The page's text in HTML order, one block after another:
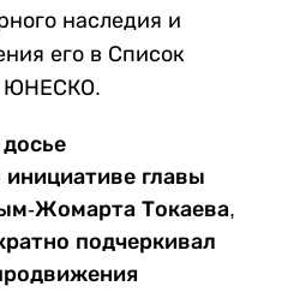
наследия и
его в Список
ЮНЕСКО.
главы
Жомарта Токаева,
подчеркивал